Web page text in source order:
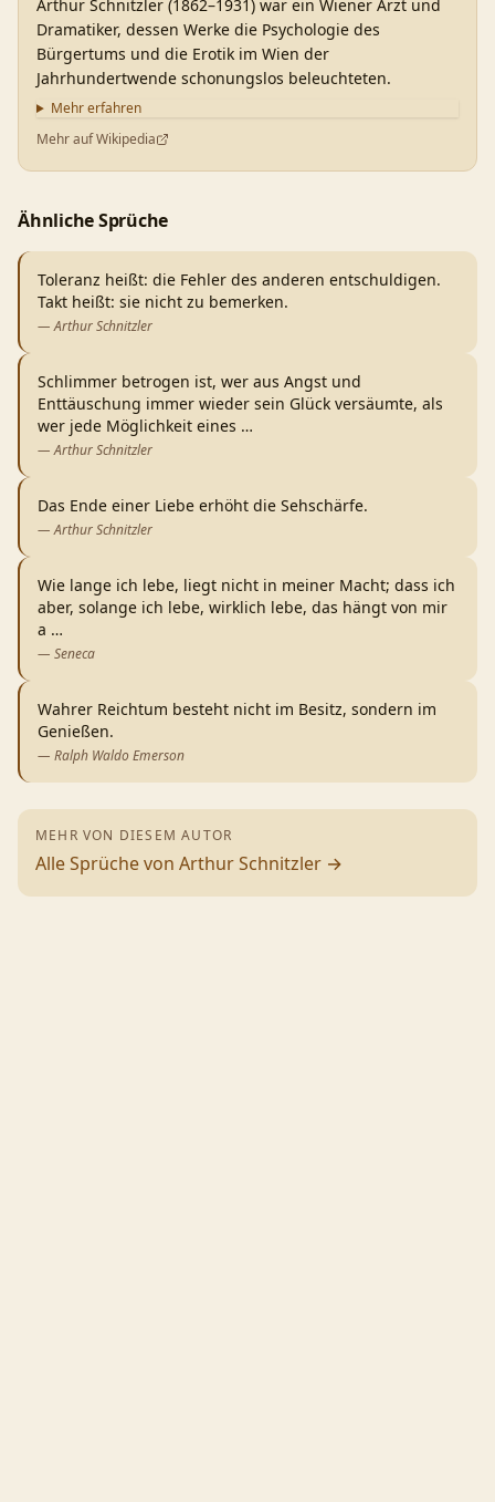
Arthur Schnitzler (1862–1931) war ein Wiener Arzt und
Dramatiker, dessen Werke die Psychologie des
Bürgertums und die Erotik im Wien der
Jahrhundertwende schonungslos beleuchteten.
Mehr erfahren
Mehr auf Wikipedia
Ähnliche Sprüche
Toleranz heißt: die Fehler des anderen entschuldigen.
Takt heißt: sie nicht zu bemerken.
—Arthur Schnitzler
Schlimmer betrogen ist, wer aus Angst und
Enttäuschung immer wieder sein Glück versäumte, als
wer jede Möglichkeit eines …
—Arthur Schnitzler
Das Ende einer Liebe erhöht die Sehschärfe.
—Arthur Schnitzler
Wie lange ich lebe, liegt nicht in meiner Macht; dass ich
aber, solange ich lebe, wirklich lebe, das hängt von mir
a …
— Seneca
Wahrer Reichtum besteht nicht im Besitz, sondern im
Genießen.
— Ralph Waldo Emerson
MEHR VON DIESEM AUTOR
Alle Sprüche von Arthur Schnitzler →